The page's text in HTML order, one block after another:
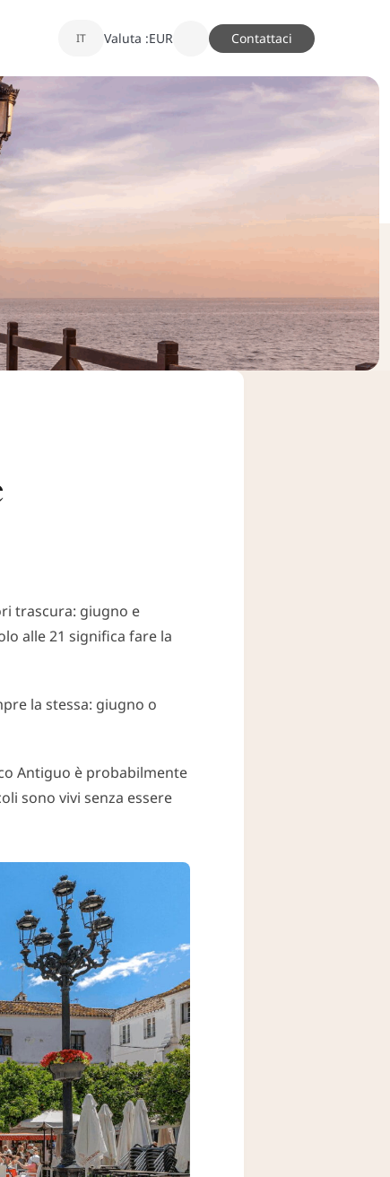
IT Valuta :EUR Contattaci
trascura: giugno e
alle 21 significa fare la
la stessa: giugno o
Antiguo è probabilmente
sono vivi senza essere